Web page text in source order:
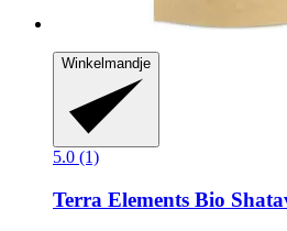
Winkelmandje
5.0 (1)
Terra Elements Bio